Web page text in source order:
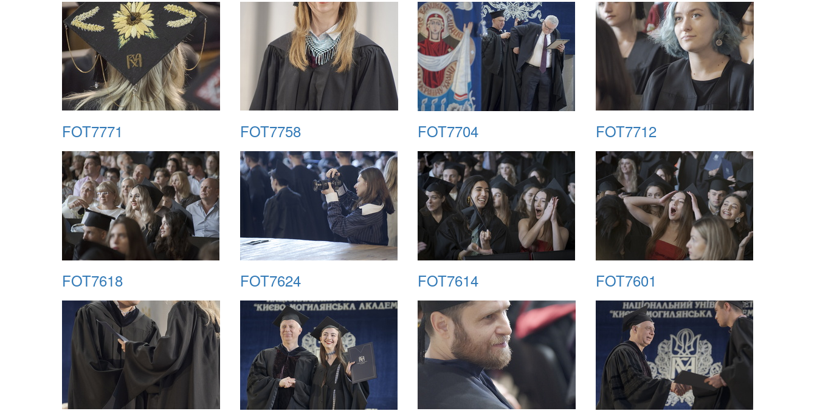
FOT7771 FOT7758 FOT7704 FOT7712
FOT7618 FOT7624 FOT7614 FOT7601